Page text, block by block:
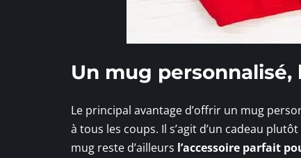
Un mug
Le principal avantage d’offrir un mug
à tous les coups. Il s’agit d’un cadeau
mug reste d’ailleurs l’accessoire parfait